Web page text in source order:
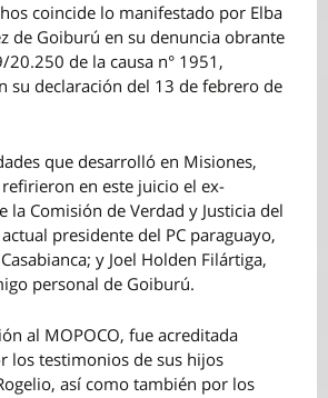
coincide lo manifestado por Elba
de Goiburú en su denuncia obrante
20.250 de la causa n° 1951,
su declaración del 13 de febrero de
que desarrolló en Misiones,
en este juicio el ex-
la Comisión de Verdad y Justicia del
presidente del PC paraguayo,
y Joel Holden Filártiga,
personal de Goiburú.
al MOPOCO, fue acreditada
los testimonios de sus hijos
así como también por los